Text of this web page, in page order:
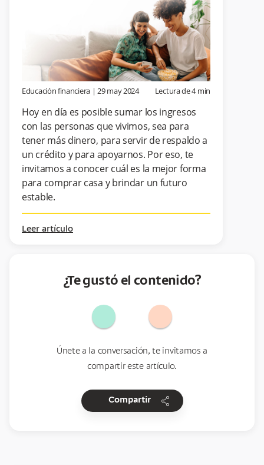
Educación financiera | 29 may 2024 Lectura de4min
Hoy en día es posible sumar los ingresos
con las personas que vivimos, sea para
tener más dinero, para servir de respaldo a
un crédito y para apoyarnos. Por eso, te
invitamos a conocer cuál es la mejor forma
para comprar casa y brindar un futuro
estable.
Leer artículo
¿Te gustó el contenido?
Únete a la conversación, te invitamos a
compartir este artículo.
Compartir share